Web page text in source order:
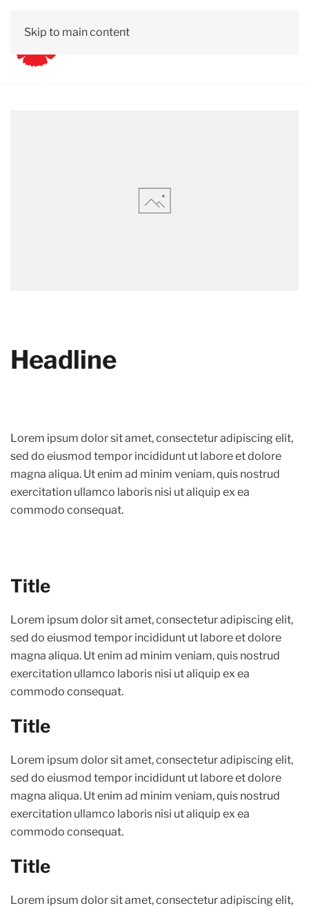
Skip to main content
Headline
Lorem ipsum dolor sit amet, consectetur adipiscing elit,
sed do eiusmod tempor incididunt ut labore et dolore
magna aliqua. Ut enim ad minim veniam, quis nostrud
exercitation ullamco laboris nisi ut aliquip ex ea
commodo consequat.
Title
Lorem ipsum dolor sit amet, consectetur adipiscing elit,
sed do eiusmod tempor incididunt ut labore et dolore
magna aliqua. Ut enim ad minim veniam, quis nostrud
exercitation ullamco laboris nisi ut aliquip ex ea
commodo consequat.
Title
Lorem ipsum dolor sit amet, consectetur adipiscing elit,
sed do eiusmod tempor incididunt ut labore et dolore
magna aliqua. Ut enim ad minim veniam, quis nostrud
exercitation ullamco laboris nisi ut aliquip ex ea
commodo consequat.
Title
Lorem ipsum dolor sit amet, consectetur adipiscing elit,